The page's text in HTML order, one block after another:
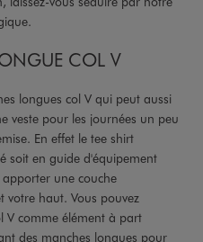
COL V
longues col V qui peut aussi
veste pour les journées un peu
En effet le tee shirt
soit en guide d'équipement
une couche
votre haut. Vous pouvez
V comme élément à part
des manches longues pour